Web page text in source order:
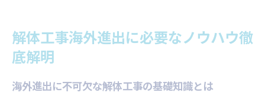
解体工事海外進出に必要なノウハウ徹
底解明
海外進出に不可欠な解体工事の基礎知識とは